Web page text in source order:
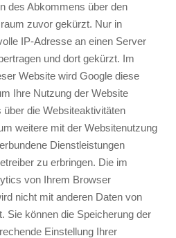
des Abkommens über den
zuvor gekürzt. Nur in
IP-Adresse an einen Server
und dort gekürzt. Im
Website wird Google diese
Ihre Nutzung der Website
die Websiteaktivitäten
weitere mit der Websitenutzung
Dienstleistungen
zu erbringen. Die im
von Ihrem Browser
nicht mit anderen Daten von
Sie können die Speicherung der
Einstellung Ihrer